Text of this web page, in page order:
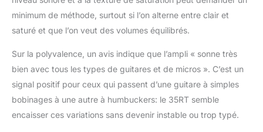
minimum de méthode, surtout si l’on alterne entre clair et
saturé et que l’on veut des volumes équilibrés.
Sur la polyvalence, un avis indique que l’ampli « sonne très
bien avec tous les types de guitares et de micros ». C’est un
signal positif pour ceux qui passent d’une guitare à simples
bobinages à une autre à humbuckers: le 35RT semble
encaisser ces variations sans devenir instable ou trop typé.